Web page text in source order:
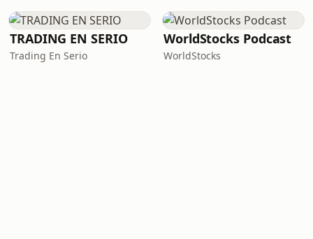
TRADING EN SERIO
Trading En Serio
WorldStocks Podcast
WorldStocks